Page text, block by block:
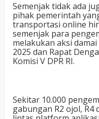
Semenjak tidak ada
pihak pemerintah
transportasi online
semenjak para
melakukan aksi
2025 dan Rapat
Komisi V DPR RI.
Sekitar 10.000
gabungan R2 ojol,